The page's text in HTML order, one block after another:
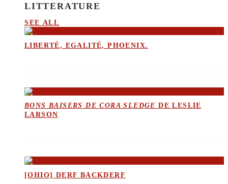
LITTERATURE
SEE ALL
LIBERTÉ, EGALITÉ, PHOENIX.
BONS BAISERS DE CORA SLEDGE DE LESLIE
LARSON
[OHIO] DERF BACKDERF